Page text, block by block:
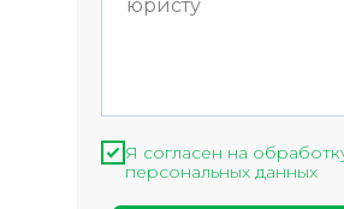
Я согласен на
персональных данных